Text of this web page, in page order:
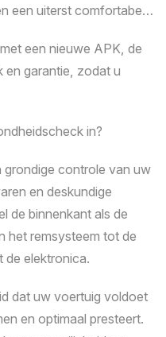
een uiterst comfortabele
een nieuwe APK, de
en garantie, zodat u
in?
controle van uw
en deskundige
de binnenkant als de
het remsysteem tot de
de elektronica.
dat uw voertuig voldoet
en optimaal presteert.